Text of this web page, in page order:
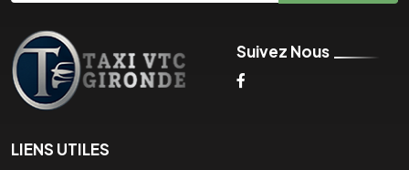
Suivez Nous
LIENS UTILES